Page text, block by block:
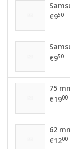
€950
€950
75
€1900
62
€1200